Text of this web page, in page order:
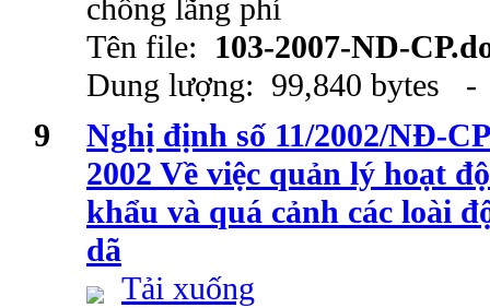
chống lãng phí
Tên file: 103-2007-ND-
Dung lượng: 99,840 bytes
9
Nghị định số 11/2002/NĐ-
2002 Về việc quản lý hoạt
khẩu và quá cảnh các loài
dã
Tải xuống